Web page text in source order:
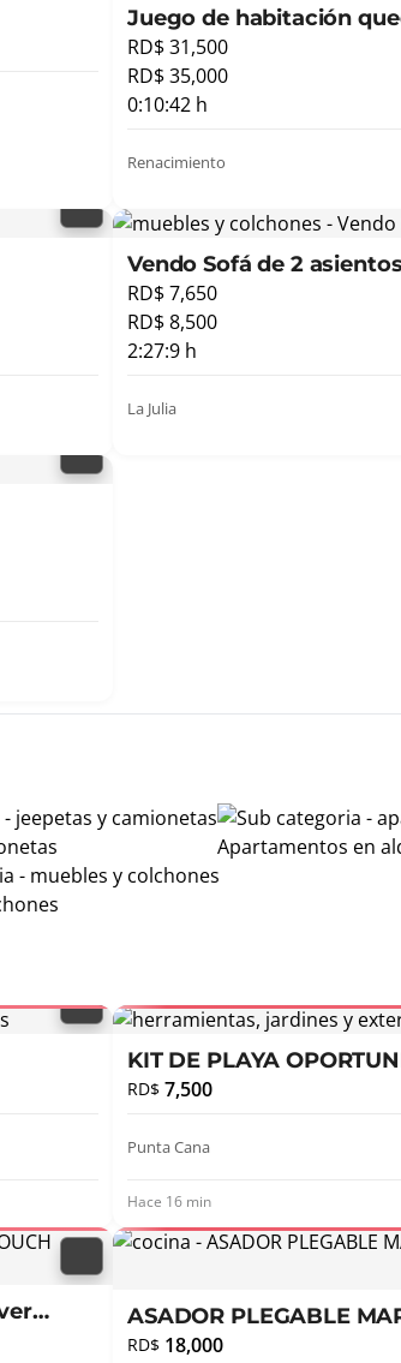
Juego de habitación
RD$ 31,500
RD$ 35,000
0:10:42 h
Renacimiento
Vendo Sofá de 2
RD$ 7,650
RD$ 8,500
2:27:9 h
La Julia
Apartamentos en
KIT DE PLAYA
RD$ 7,500
Punta Cana
Hace 16 min
ASADOR PLEGABLE
RD$ 18,000